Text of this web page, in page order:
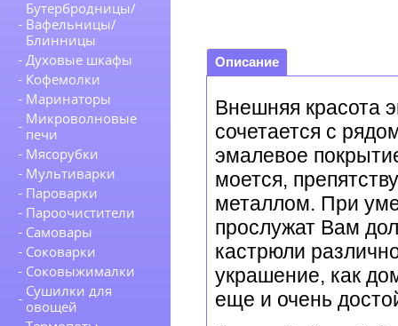
Описание
Внешняя красота
сочетается с
эмалевое
моется,
металлом. При
прослужат Вам
кастрюли
украшение, как
еще и очень
Бутербродницы/
Вафельницы/
Блинницы
Духовые шкафы
Кофемолки
Маринаторы
Микроволновые
печи
Мясорубки
Мультиварки
Пароварки
Пароочистители
Самовары
Соковарки
Соковыжималки
Сушилки для
овощей